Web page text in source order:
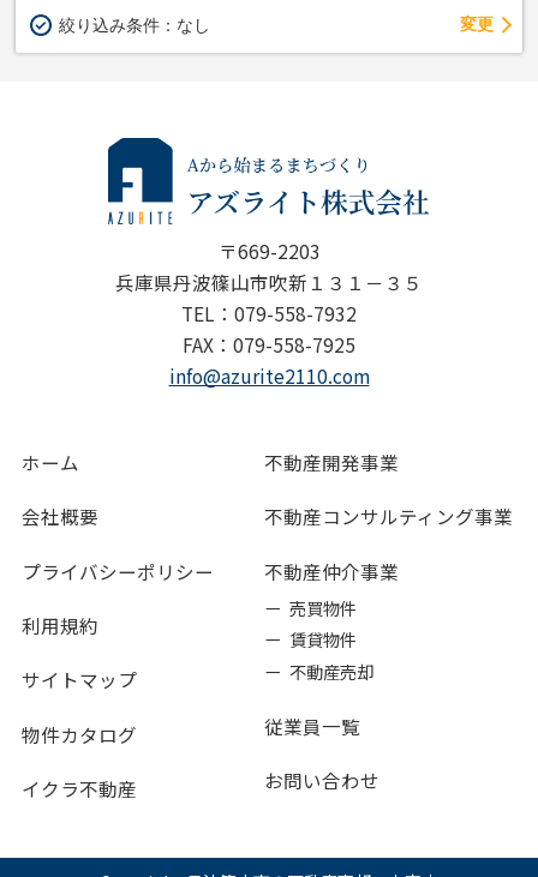
絞り込み条件： なし 変更
〒669-2203
兵庫県丹波篠山市吹新１３１－３５
TEL：079-558-7932
FAX：079-558-7925
info@azurite2110.com
ホーム
会社概要
プライバシーポリシー
利用規約
サイトマップ
物件カタログ
イクラ不動産
不動産開発事業
不動産コンサルティング事業
不動産仲介事業
ー 売買物件
ー 賃貸物件
ー 不動産売却
従業員一覧
お問い合わせ